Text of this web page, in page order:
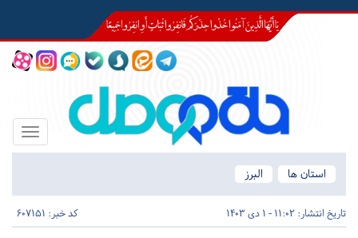
Toggle
استان ها
البرز
تاریخ انتشار: 11:02 - 1 دی 1403 کد خبر: 607151